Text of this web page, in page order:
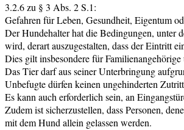
3.2.6 zu § 3 Abs. 2 S.1:
Gefahren für Leben, Gesundheit, Eigentum
Der Hundehalter hat die Bedingungen, unter
wird, derart auszugestalten, dass der Eintritt
Dies gilt insbesondere für Familienangehörige
Das Tier darf aus seiner Unterbringung
Unbefugte dürfen keinen ungehinderten
Es kann auch erforderlich sein, an
Zudem ist sicherzustellen, dass Personen,
mit dem Hund allein gelassen werden.